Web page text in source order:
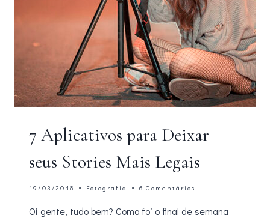
7 Aplicativos para Deixar
seus Stories Mais Legais
19/03/2018 Fotografia 6 Comentários
Oi gente, tudo bem? Como foi o final de semana